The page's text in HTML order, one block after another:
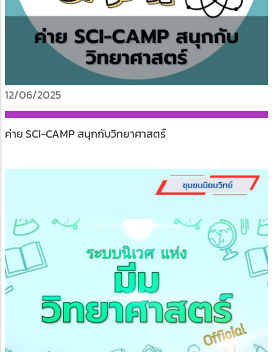
12/06/2025
ค่าย SCI-CAMP สนุกกับวิทยาศาสตร์